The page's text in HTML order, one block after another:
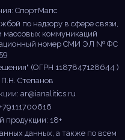
СпортМапс
по надзору в сфере связи,
массовых коммуникаций
номер СМИ ЭЛ № ФС
(ОГРН 1187847128644 )
Степанов
ar@ianalitics.ru
продукции: 18+
данных, а также по всем